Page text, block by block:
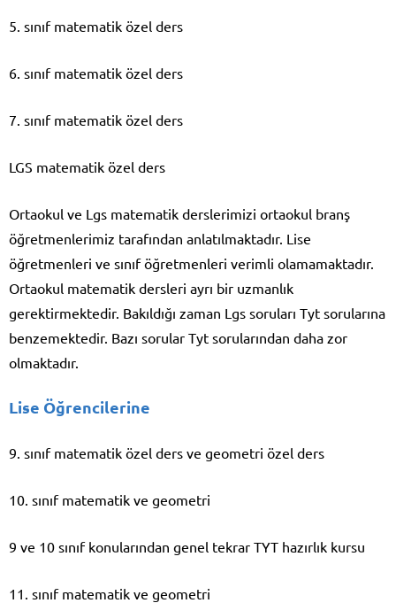
5. sınıf matematik özel ders
6. sınıf matematik özel ders
7. sınıf matematik özel ders
LGS matematik özel ders
Ortaokul ve Lgs matematik derslerimizi ortaokul branş
öğretmenlerimiz tarafından anlatılmaktadır. Lise
öğretmenleri ve sınıf öğretmenleri verimli olamamaktadır.
Ortaokul matematik dersleri ayrı bir uzmanlık
gerektirmektedir. Bakıldığı zaman Lgs soruları Tyt sorularına
benzemektedir. Bazı sorular Tyt sorularından daha zor
olmaktadır.
Lise Öğrencilerine
9. sınıf matematik özel ders ve geometri özel ders
10. sınıf matematik ve geometri
9 ve 10 sınıf konularından genel tekrar TYT hazırlık kursu
11. sınıf matematik ve geometri